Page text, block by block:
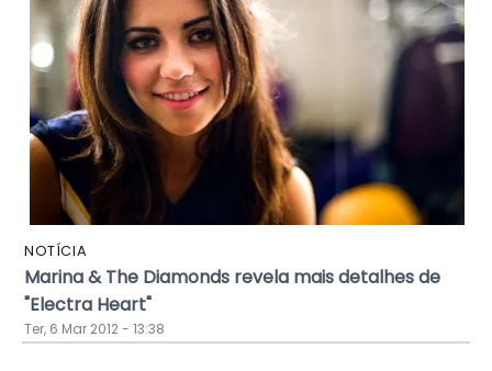
NOTÍCIA
Marina & The Diamonds revela mais detalhes de
"Electra Heart"
Ter, 6 Mar 2012 - 13:38